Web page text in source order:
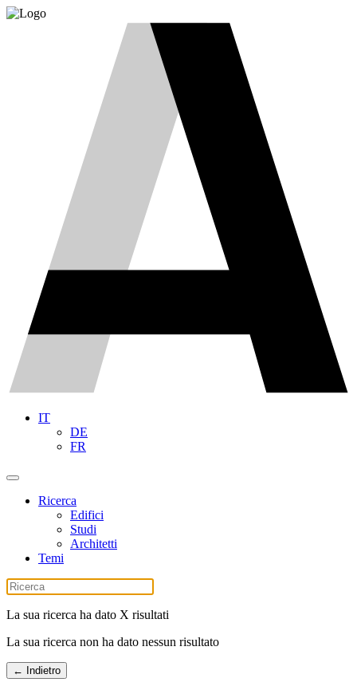
IT
DE
FR
Ricerca
Edifici
Studi
Architetti
Temi
La sua ricerca ha dato X risultati
La sua ricerca non ha dato nessun risultato
← Indietro